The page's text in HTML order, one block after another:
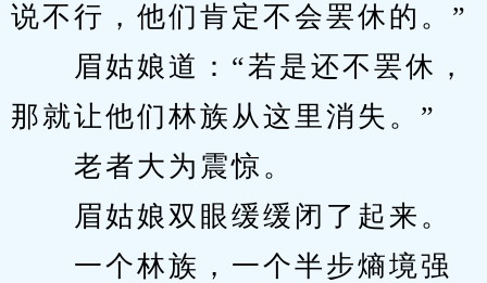
说不行，他们肯定不会罢休的。”
眉姑娘道：“若是还不罢休，
那就让他们林族从这里消失。”
老者大为震惊。
眉姑娘双眼缓缓闭了起来。
一个林族，一个半步熵境强